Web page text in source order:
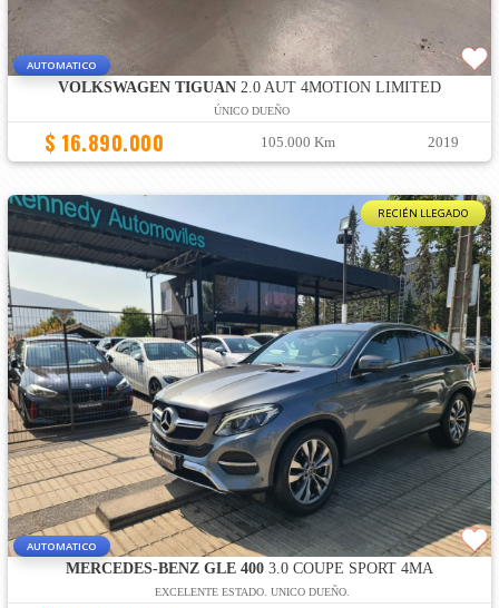
AUTOMATICO
VOLKSWAGEN TIGUAN2.0 AUT 4MOTION LIMITED
ÚNICO DUEÑO
$ 16.890.000 105.000 Km 2019
RECIÉN LLEGADO
AUTOMATICO
MERCEDES-BENZ GLE 4003.0 COUPE SPORT 4MA
EXCELENTE ESTADO. UNICO DUEÑO.